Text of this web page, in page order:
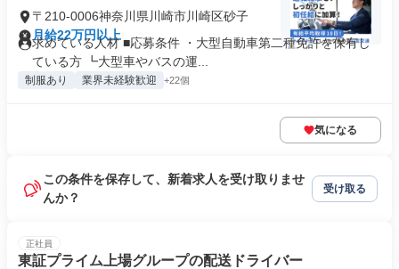
〒210-0006神奈川県川崎市川崎区砂子
月給22万円以上
求めている人材 ■応募条件 ・大型自動車第二種免許を保有し
ている方 ┗大型車やバスの運...
制服あり 業界未経験歓迎 +22個
気になる
この条件を保存して、新着求人を受け取りませ
んか？
受け取る
正社員
東証プライム上場グループの配送ドライバー